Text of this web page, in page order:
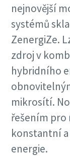
nejnovější
systémů
ZenergiZe.
zdroj v
hybridního
mikrosítí.
řešením pro
konstantní
energie.